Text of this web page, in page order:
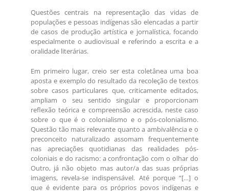
Questões centrais na representação das vidas de
populações e pessoas indígenas são elencadas a partir
de casos de produção artística e jornalística, focando
especialmente o audiovisual e referindo a escrita e a
oralidade literárias.
Em primeiro lugar, creio ser esta coletânea uma boa
aposta e exemplo do resultado da recoleção de textos
sobre casos particulares que, criticamente editados,
ampliam o seu sentido singular e proporcionam
reflexão teórica e compreensão acrescida, neste caso
sobre o que é o colonialismo e o pós-colonialismo.
Questão tão mais relevante quanto a ambivalência e o
preconceito naturalizado assomam frequentemente
nas apreciações quotidianas das realidades pós-
coloniais e do racismo: a confrontação com o olhar do
Outro, já não objeto mas autor/a das suas próprias
imagens, revela-se indispensável. Até porque “[…] o
que é evidente para os próprios povos indígenas e